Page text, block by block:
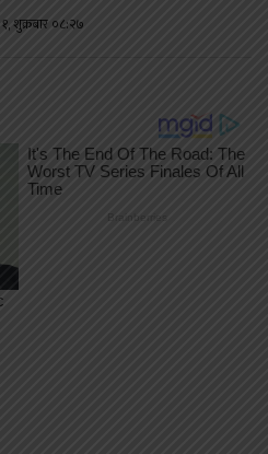
शुक्रबार ०८:२७